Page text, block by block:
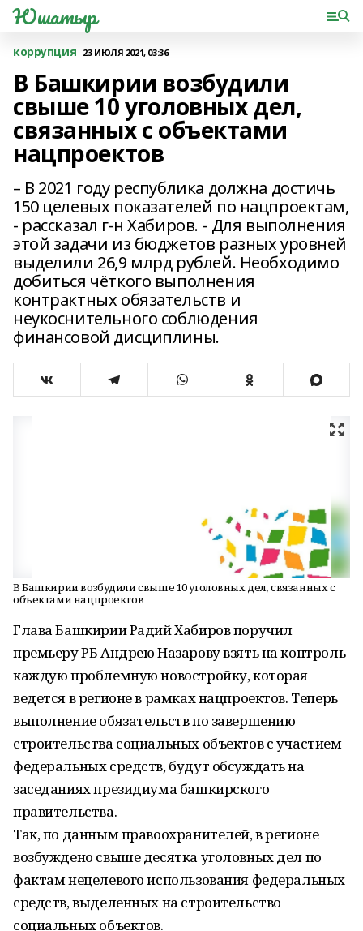
Юшатыр
коррупция 23 ИЮЛЯ 2021, 03:36
В Башкирии возбудили
свыше 10 уголовных дел,
связанных с объектами
нацпроектов
– В 2021 году республика должна достичь
150 целевых показателей по нацпроектам,
- рассказал г-н Хабиров. - Для выполнения
этой задачи из бюджетов разных уровней
выделили 26,9 млрд рублей. Необходимо
добиться чёткого выполнения
контрактных обязательств и
неукоснительного соблюдения
финансовой дисциплины.
В Башкирии возбудили свыше 10 уголовных дел, связанных с
объектами нацпроектов
Глава Башкирии Радий Хабиров поручил
премьеру РБ Андрею Назарову взять на контроль
каждую проблемную новостройку, которая
ведется в регионе в рамках нацпроектов. Теперь
выполнение обязательств по завершению
строительства социальных объектов с участием
федеральных средств, будут обсуждать на
заседаниях президиума башкирского
правительства.
Так, по данным правоохранителей, в регионе
возбуждено свыше десятка уголовных дел по
фактам нецелевого использования федеральных
средств, выделенных на строительство
социальных объектов.